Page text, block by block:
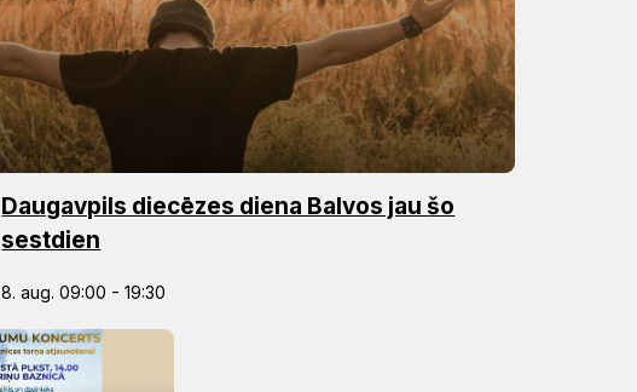
Daugavpils diecēzes diena Balvos jau šo
sestdien
8. aug. 09:00 - 19:30